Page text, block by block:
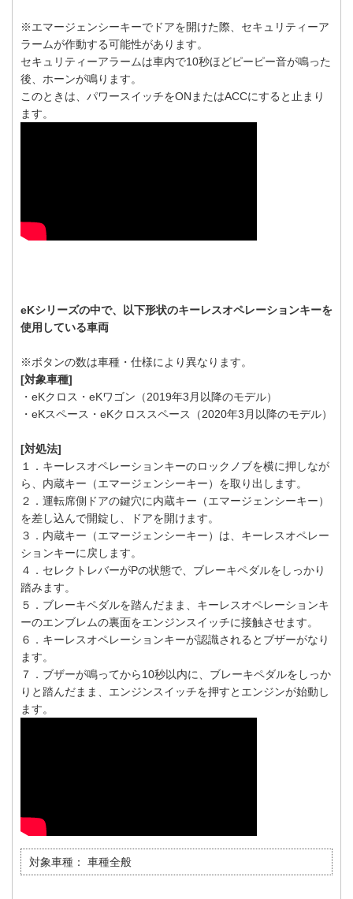
※エマージェンシーキーでドアを開けた際、セキュリティーア
ラームが作動する可能性があります。
セキュリティーアラームは車内で10秒ほどピーピー音が鳴った
後、ホーンが鳴ります。
このときは、パワースイッチをONまたはACCにすると止まり
ます。
eKシリーズの中で、以下形状のキーレスオペレーションキーを
使用している車両
※ボタンの数は車種・仕様により異なります。
[対象車種]
・eKクロス・eKワゴン（2019年3月以降のモデル）
・eKスペース・eKクロススペース（2020年3月以降のモデル）
[対処法]
１．キーレスオペレーションキーのロックノブを横に押しなが
ら、内蔵キー（エマージェンシーキー）を取り出します。
２．運転席側ドアの鍵穴に内蔵キー（エマージェンシーキー）
を差し込んで開錠し、ドアを開けます。
３．内蔵キー（エマージェンシーキー）は、キーレスオペレー
ションキーに戻します。
４．セレクトレバーがPの状態で、ブレーキペダルをしっかり
踏みます。
５．ブレーキペダルを踏んだまま、キーレスオペレーションキ
ーのエンブレムの裏面をエンジンスイッチに接触させます。
６．キーレスオペレーションキーが認識されるとブザーがなり
ます。
７．ブザーが鳴ってから10秒以内に、ブレーキペダルをしっか
りと踏んだまま、エンジンスイッチを押すとエンジンが始動し
ます。
対象車種： 車種全般